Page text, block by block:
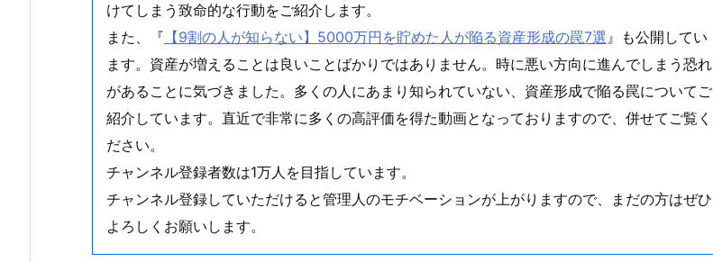
けてしまう致命的な行動をご紹介します。
また、『 【9割の人が知らない】5000万円を貯めた人が陥る資産形成の罠7選』も公開してい
ます。資産が増えることは良いことばかりではありません。時に悪い方向に進んでしまう恐れ
があることに気づきました。多くの人にあまり知られていない、資産形成で陥る罠についてご
紹介しています。直近で非常に多くの高評価を得た動画となっておりますので、併せてご覧く
ださい。
チャンネル登録者数は1万人を目指しています。
チャンネル登録していただけると管理人のモチベーションが上がりますので、まだの方はぜひ
よろしくお願いします。